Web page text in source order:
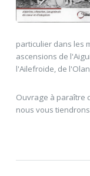
particulier dans les
ascensions de
l'Ailefroide, de
Ouvrage à paraître
nous vous